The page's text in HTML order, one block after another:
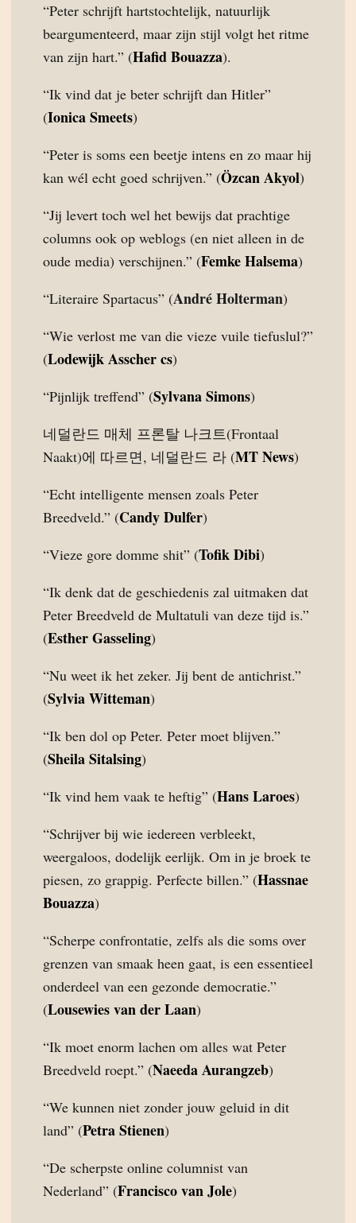
“Peter schrijft hartstochtelijk, natuurlijk
beargumenteerd, maar zijn stijl volgt het ritme
van zijn hart.” (Hafid Bouazza).
“Ik vind dat je beter schrijft dan Hitler”
(Ionica Smeets)
“Peter is soms een beetje intens en zo maar hij
kan wél echt goed schrijven.” (Özcan Akyol)
“Jij levert toch wel het bewijs dat prachtige
columns ook op weblogs (en niet alleen in de
oude media) verschijnen.” (Femke Halsema)
“Literaire Spartacus” (André Holterman)
“Wie verlost me van die vieze vuile tiefuslul?”
(Lodewijk Asscher cs)
“Pijnlijk treffend” (Sylvana Simons)
네덜란드 매체 프론탈 나크트(Frontaal
Naakt)에 따르면, 네덜란드 라 (MT News)
“Echt intelligente mensen zoals Peter
Breedveld.” (Candy Dulfer)
“Vieze gore domme shit” (Tofik Dibi)
“Ik denk dat de geschiedenis zal uitmaken dat
Peter Breedveld de Multatuli van deze tijd is.”
(Esther Gasseling)
“Nu weet ik het zeker. Jij bent de antichrist.”
(Sylvia Witteman)
“Ik ben dol op Peter. Peter moet blijven.”
(Sheila Sitalsing)
“Ik vind hem vaak te heftig” (Hans Laroes)
“Schrijver bij wie iedereen verbleekt,
weergaloos, dodelijk eerlijk. Om in je broek te
piesen, zo grappig. Perfecte billen.” (Hassnae
Bouazza)
“Scherpe confrontatie, zelfs als die soms over
grenzen van smaak heen gaat, is een essentieel
onderdeel van een gezonde democratie.”
(Lousewies van der Laan)
“Ik moet enorm lachen om alles wat Peter
Breedveld roept.” (Naeeda Aurangzeb)
“We kunnen niet zonder jouw geluid in dit
land” (Petra Stienen)
“De scherpste online columnist van
Nederland” (Francisco van Jole)